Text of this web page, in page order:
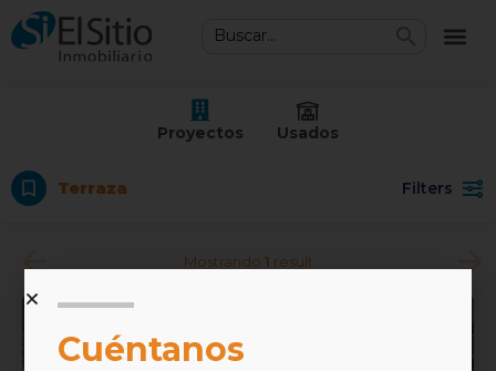
Proyectos Usados
Terraza Filters
Mostrando 1 result
197.400.000
Cuéntanos